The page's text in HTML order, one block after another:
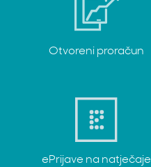
Otvoreni proračun
ePrijave na natječaje